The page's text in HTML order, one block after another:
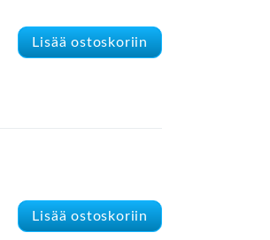
Lisää ostoskoriin
Lisää ostoskoriin